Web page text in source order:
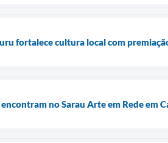
fortalece cultura local com
no Sarau Arte em Rede em